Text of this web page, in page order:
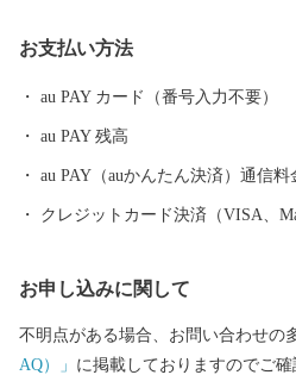
お支払い方法
au PAY カード（番号入力不要）
au PAY 残高
au PAY（auかんたん決済）通信料
クレジットカード決済（VISA、
お申し込みに関して
不明点がある場合、お問い合わせの
AQ）」 に掲載しておりますのでご確